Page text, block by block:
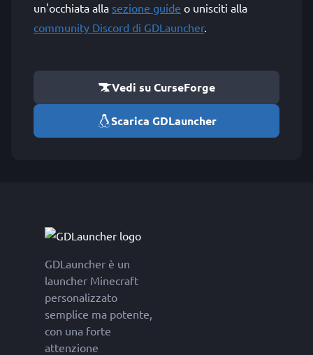
un'occhiata alla sezione guide o unisciti alla
community Discord di GDLauncher.
Vedi su CurseForge
Scarica GDLauncher
GDLauncher è un
launcher Minecraft
personalizzato
semplice ma potente,
con una forte
attenzione